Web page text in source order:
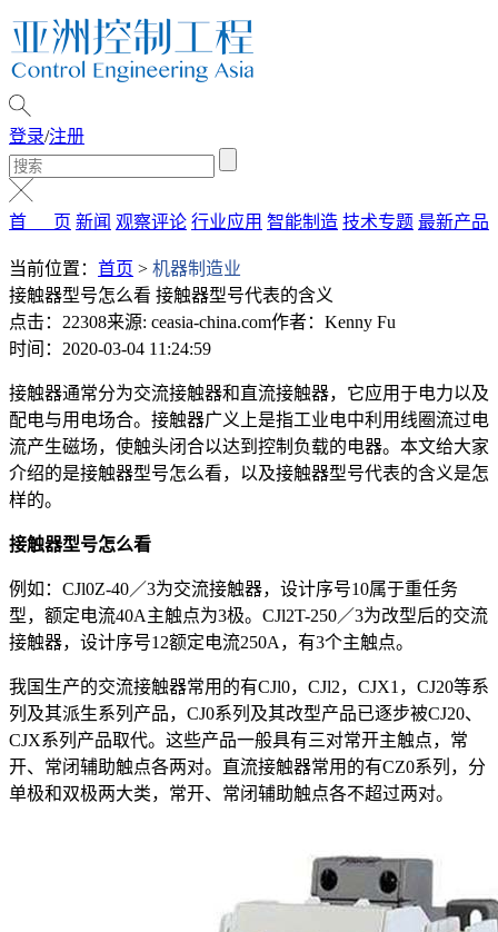
登录/注册
首 页 新闻 观察评论 行业应用 智能制造 技术专题 最新产品
当前位置： 首页 > 机器制造业
接触器型号怎么看 接触器型号代表的含义
点击：22308来源: ceasia-china.com作者：Kenny Fu
时间：2020-03-04 11:24:59
接触器通常分为交流接触器和直流接触器，它应用于电力以及
配电与用电场合。接触器广义上是指工业电中利用线圈流过电
流产生磁场，使触头闭合以达到控制负载的电器。本文给大家
介绍的是接触器型号怎么看，以及接触器型号代表的含义是怎
样的。
接触器型号怎么看
例如：CJl0Z-40／3为交流接触器，设计序号10属于重任务
型，额定电流40A主触点为3极。CJl2T-250／3为改型后的交流
接触器，设计序号12额定电流250A，有3个主触点。
我国生产的交流接触器常用的有CJl0，CJl2，CJX1，CJ20等系
列及其派生系列产品，CJ0系列及其改型产品已逐步被CJ20、
CJX系列产品取代。这些产品一般具有三对常开主触点，常
开、常闭辅助触点各两对。直流接触器常用的有CZ0系列，分
单极和双极两大类，常开、常闭辅助触点各不超过两对。